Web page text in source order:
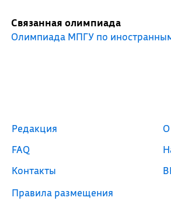
Связанная олимпиада
Олимпиада МПГУ по
Редакция
FAQ
Контакты
Правила размещения
О